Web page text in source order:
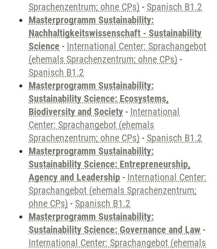
Sprachenzentrum; ohne CPs) - Spanisch B1.2
Masterprogramm Sustainability:
Nachhaltigkeitswissenschaft - Sustainability
Science - International Center: Sprachangebot
(ehemals Sprachenzentrum; ohne CPs) -
Spanisch B1.2
Masterprogramm Sustainability:
Sustainability Science: Ecosystems,
Biodiversity and Society - International
Center: Sprachangebot (ehemals
Sprachenzentrum; ohne CPs) - Spanisch B1.2
Masterprogramm Sustainability:
Sustainability Science: Entrepreneurship,
Agency and Leadership - International Center:
Sprachangebot (ehemals Sprachenzentrum;
ohne CPs) - Spanisch B1.2
Masterprogramm Sustainability:
Sustainability Science: Governance and Law -
International Center: Sprachangebot (ehemals